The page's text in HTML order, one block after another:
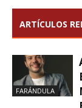
ARTÍCULOS
FARÁNDULA